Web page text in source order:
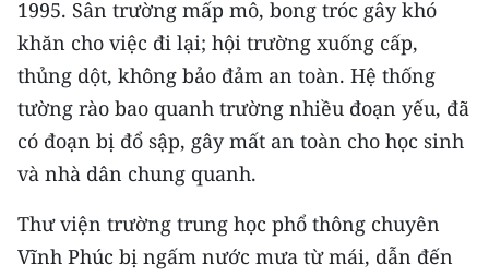
ESPAÑOL
한국어
1995. Sân trường mấp mô, bong tróc gây khó
khăn cho việc đi lại; hội trường xuống cấp,
thủng dột, không bảo đảm an toàn. Hệ thống
tường rào bao quanh trường nhiều đoạn yếu, đã
có đoạn bị đổ sập, gây mất an toàn cho học sinh
và nhà dân chung quanh.
Thư viện trường trung học phổ thông chuyên
Vĩnh Phúc bị ngấm nước mưa từ mái, dẫn đến